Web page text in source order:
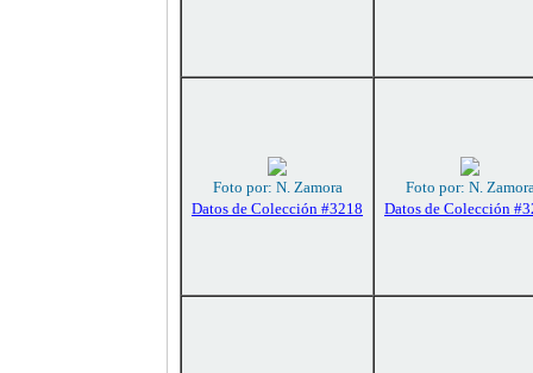
Foto por: N. Zamora
Datos de Colección #3218
Foto por: N.
Datos de Colección